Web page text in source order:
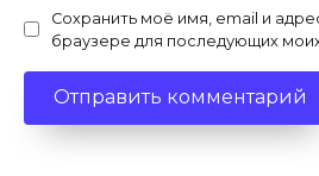
Сохранить моё имя, email и
браузере для последующих